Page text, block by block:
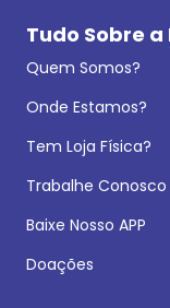
Tudo Sobre a
Quem Somos?
Onde Estamos?
Tem Loja Física?
Trabalhe Conosco
Baixe Nosso APP
Doações